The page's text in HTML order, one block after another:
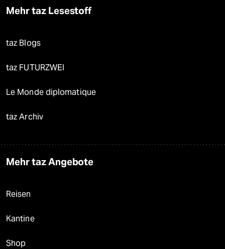
Mehr taz Lesestoff
taz Blogs
taz FUTURZWEI
Le Monde diplomatique
taz Archiv
Mehr taz Angebote
Reisen
Kantine
Shop